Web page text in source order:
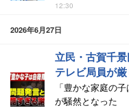
12:30
2026年6月27日
立民・古賀千
テレビ局員が
「豊かな家庭の
が騒然となった